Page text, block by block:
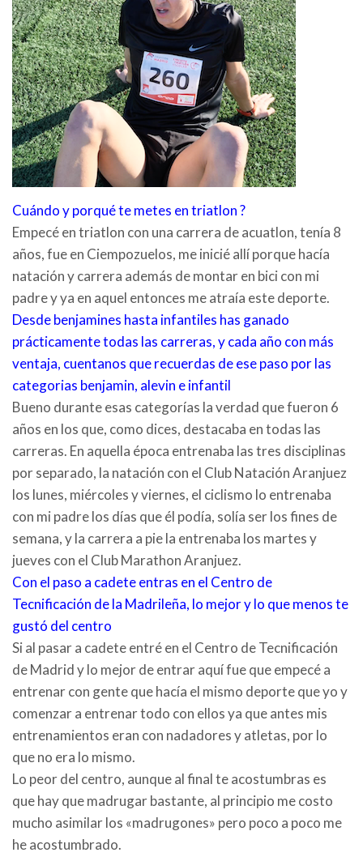
Cuándo y porqué te metes en triatlon ?
Empecé en triatlon con una carrera de acuatlon, tenía 8
años, fue en Ciempozuelos, me inicié allí porque hacía
natación y carrera además de montar en bici con mi
padre y ya en aquel entonces me atraía este deporte.
Desde benjamines hasta infantiles has ganado
prácticamente todas las carreras, y cada año con más
ventaja, cuentanos que recuerdas de ese paso por las
categorias benjamin, alevin e infantil
Bueno durante esas categorías la verdad que fueron 6
años en los que, como dices, destacaba en todas las
carreras. En aquella época entrenaba las tres disciplinas
por separado, la natación con el Club Natación Aranjuez
los lunes, miércoles y viernes, el ciclismo lo entrenaba
con mi padre los días que él podía, solía ser los fines de
semana, y la carrera a pie la entrenaba los martes y
jueves con el Club Marathon Aranjuez.
Con el paso a cadete entras en el Centro de
Tecnificación de la Madrileña, lo mejor y lo que menos te
gustó del centro
Si al pasar a cadete entré en el Centro de Tecnificación
de Madrid y lo mejor de entrar aquí fue que empecé a
entrenar con gente que hacía el mismo deporte que yo y
comenzar a entrenar todo con ellos ya que antes mis
entrenamientos eran con nadadores y atletas, por lo
que no era lo mismo.
Lo peor del centro, aunque al final te acostumbras es
que hay que madrugar bastante, al principio me costo
mucho asimilar los «madrugones» pero poco a poco me
he acostumbrado.